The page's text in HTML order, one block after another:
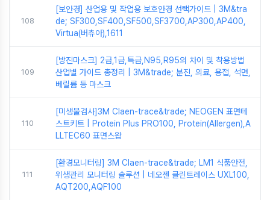
108
[보안경] 산업용 및 작업용 보호안경 선택가이드 | 3M&tra
de; SF300,SF400,SF500,SF3700,AP300,AP400,
Virtua(버츄아),1611
109
[방진마스크] 2급,1급,특급,N95,R95의 차이 및 착용방법
산업별 가이드 총정리 | 3M&trade; 분진, 의료, 용접, 석면,
베릴륨 등 마스크
110
[미생물검사]3M Claen-trace&trade; NEOGEN 표면테
스트키트 | Protein Plus PRO100, Protein(Allergen),A
LLTEC60 표면스왑
111
[환경모니터링] 3M Claen-trace&trade; LM1 식품안전,
위생관리 모니터링 솔루션 | 네오젠 클린트레이스 UXL100,
AQT200,AQF100